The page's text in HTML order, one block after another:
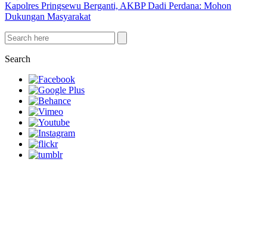
Kapolres Pringsewu Berganti, AKBP Dadi Perdana: Mohon
Dukungan Masyarakat
Search